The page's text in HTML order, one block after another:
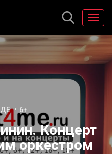
6+
Концерт
оркестром